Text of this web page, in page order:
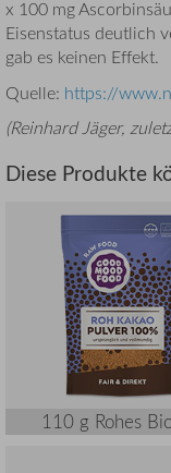
x 100 mg
Eisenstatus deutlich
gab es keinen Effekt.
Quelle: https://
(Reinhard Jäger,
Diese Produkte
110 g Rohes